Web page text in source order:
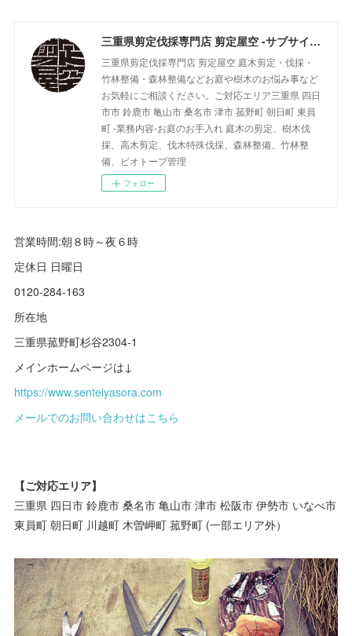
三重県剪定伐採専門店 剪定屋空 -サブサイト-
三重県剪定伐採専門店 剪定屋空 庭木剪定・伐採・
竹林整備・森林整備などお庭や樹木のお悩み事など
お気軽にご相談ください。ご対応エリア三重県 四日
市市 鈴鹿市 亀山市 桑名市 津市 菰野町 朝日町 東員
町 -業務内容-お庭のお手入れ 庭木の剪定、樹木伐
採、高木剪定、伐木特殊伐採、森林整備、竹林整
備、ビオトープ管理
フォロー
営業時間:朝８時～夜６時
定休日 日曜日
0120-284-163
所在地
三重県菰野町杉谷2304-1
メインホームページは↓
https://www.senteiyasora.com
メールでのお問い合わせはこちら
【ご対応エリア】
三重県 四日市 鈴鹿市 桑名市 亀山市 津市 松阪市 伊勢市 いなべ市
東員町 朝日町 川越町 木曽岬町 菰野町 (一部エリア外）